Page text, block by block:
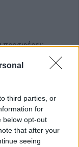
third parties, or
for
below opt-out
that after your
seeing
προσφέρει:
κοντά στο
και εξέλιξης